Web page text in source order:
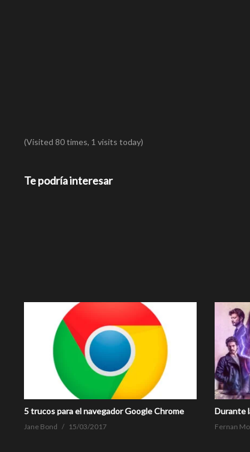
(Visited 80 times, 1 visits today)
Te podría interesar
5 trucos para el navegador Google Chrome
Jane Bond 15/03/2017
Durante
Fernan